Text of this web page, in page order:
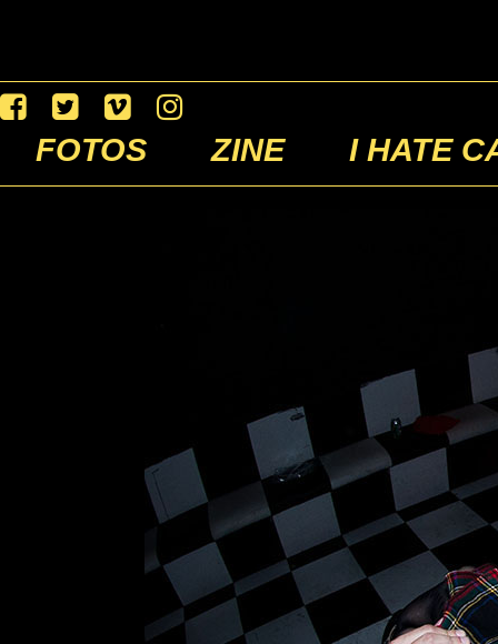
FOTOS ZINE I HATE